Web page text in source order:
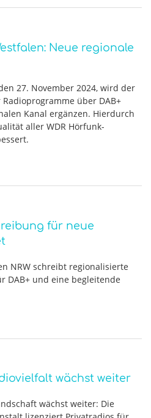
Neue regionale
27. November 2024, wird der
über DAB+
Kanal ergänzen. Hierdurch
aller WDR Hörfunk-
für neue
NRW schreibt regionalisierte
DAB+ und eine begleitende
wächst weiter
wächst weiter: Die